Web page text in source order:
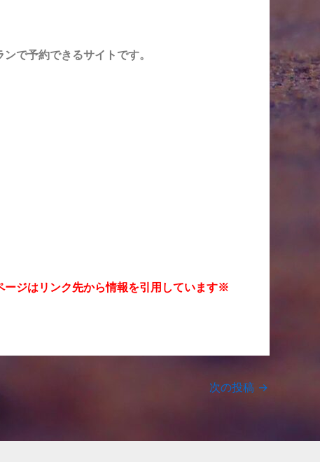
で予約できるサイトです。
ジはリンク先から情報を引用しています※
次の投稿 →